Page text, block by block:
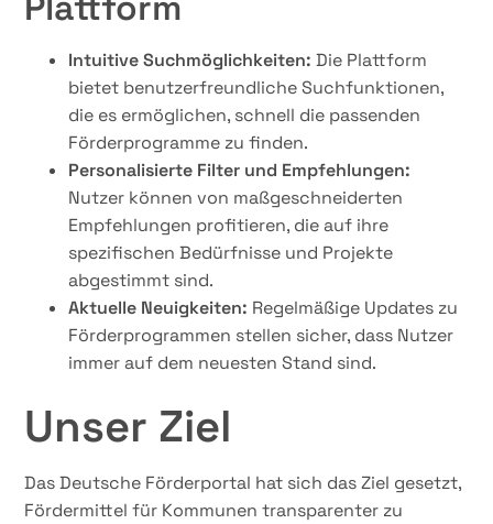
Intuitive Suchmöglichkeiten: Die Plattform
bietet benutzerfreundliche Suchfunktionen,
die es ermöglichen, schnell die passenden
Förderprogramme zu finden.
Personalisierte Filter und Empfehlungen:
Nutzer können von maßgeschneiderten
Empfehlungen profitieren, die auf ihre
spezifischen Bedürfnisse und Projekte
abgestimmt sind.
Aktuelle Neuigkeiten: Regelmäßige Updates zu
Förderprogrammen stellen sicher, dass Nutzer
immer auf dem neuesten Stand sind.
Unser Ziel
Das Deutsche Förderportal hat sich das Ziel gesetzt,
Fördermittel für Kommunen transparenter zu